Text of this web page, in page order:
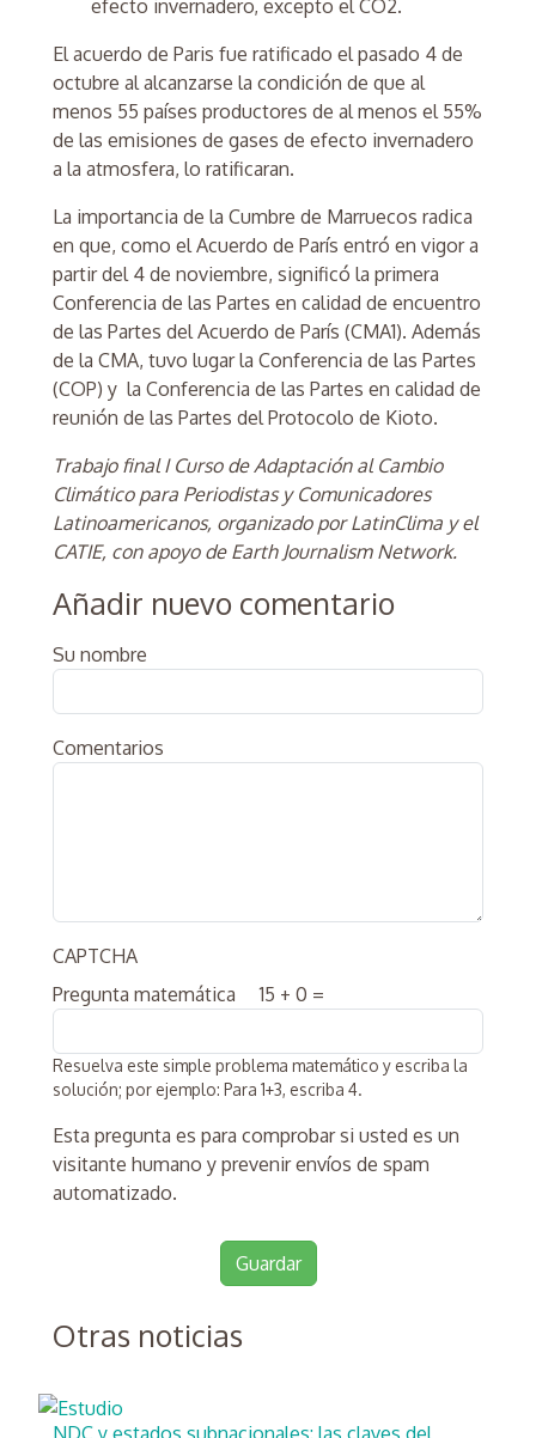
efecto invernadero, excepto el CO2.
El acuerdo de Paris fue ratificado el pasado 4 de
octubre al alcanzarse la condición de que al
menos 55 países productores de al menos el 55%
de las emisiones de gases de efecto invernadero
a la atmosfera, lo ratificaran.
La importancia de la Cumbre de Marruecos radica
en que, como el Acuerdo de París entró en vigor a
partir del 4 de noviembre, significó la primera
Conferencia de las Partes en calidad de encuentro
de las Partes del Acuerdo de París (CMA1). Además
de la CMA, tuvo lugar la Conferencia de las Partes
(COP) y la Conferencia de las Partes en calidad de
reunión de las Partes del Protocolo de Kioto.
Trabajo final I Curso de Adaptación al Cambio
Climático para Periodistas y Comunicadores
Latinoamericanos, organizado por LatinClima y el
CATIE, con apoyo de Earth Journalism Network.
Añadir nuevo comentario
Su nombre
Comentarios
CAPTCHA
Pregunta matemática
15 + 0 =
Resuelva este simple problema matemático y escriba la
solución; por ejemplo: Para 1+3, escriba 4.
Esta pregunta es para comprobar si usted es un
visitante humano y prevenir envíos de spam
automatizado.
Otras noticias
NDC y estados subnacionales: las claves del